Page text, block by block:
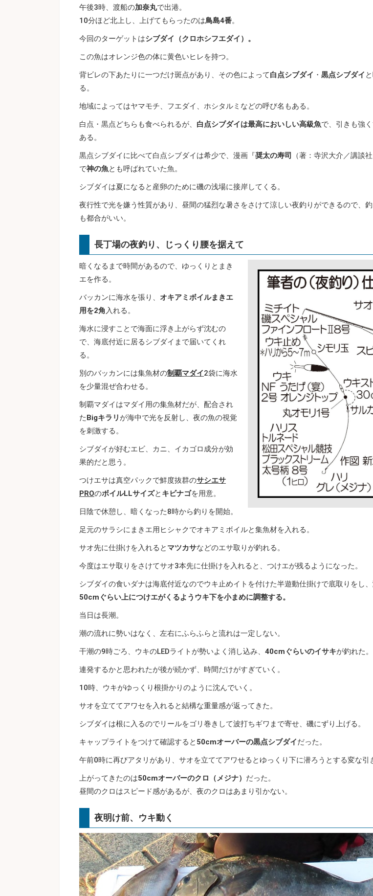
午後3時、渡船の加奈丸で出港。
10分ほど北上し、上げてもらったのは鳥島4番。
今回のターゲットはシブダイ（クロホシフエダイ）。
この魚はオレンジ色の体に黄色いヒレを持つ。
背ビレの下あたりに一つだけ斑点があり、その色によって白点シブダイ ・ 黒点シブダイ
る。
地域によってはヤマモチ、フエダイ、ホシタルミなどの呼び名もある。
白点・黒点どちらも食べられるが、 白点シブダイは最高においしい高級魚で、引きも強
ある。
黒点シブダイに比べて白点シブダイは希少で、漫画『奨太の寿司
（著：寺沢大介／講談
で神の魚とも呼ばれていた魚。
シブダイは夏になると産卵のために磯の浅場に接岸してくる。
夜行性で光を嫌う性質があり、昼間の猛烈な暑さをさけて涼しい夜釣りができるので、
も都合がいい。
長丁場の夜釣り、じっくり腰を据えて
暗くなるまで時間があるので、ゆっくりとまき
エを作る。
バッカンに海水を張り、 オキアミボイルまきエ
用を2角 入れる。
海水に浸すことで海面に浮き上がらず沈むの
で、海底付近に居るシブダイまで届いてくれ
る。
別のバッカンには集魚材の制覇マダイ2袋に海水
を少量混ぜ合わせる。
制覇マダイはマダイ用の集魚材だが、配合され
たBigキラリ が海中で光を反射し、夜の魚の視覚
を刺激する。
シブダイが好むエビ、カニ、イカゴロ成分が効
果的だと思う。
つけエサは真空パックで鮮度抜群のサシエサ
PROのボイルLLサイズと キビナゴを用意。
日陰で休憩し、暗くなった8時から釣りを開始。
足元のサラシにまきエ用ヒシャクでオキアミボイルと集魚材を入れる。
サオ先に仕掛けを入れると マツカサなどのエサ取りが釣れる。
今度はエサ取りをさけてサオ3本先に仕掛けを入れると、つけエが残るようになった。
シブダイの食いダナは海底付近なのでウキ止めイトを付けた半遊動仕掛けで底取りをし、
50cmぐらい上につけエがくるようウキ下を小まめに調整する。
当日は長潮。
潮の流れに勢いはなく、左右にふらふらと流れは一定しない。
干潮の9時ごろ、ウキのLEDライトが勢いよく消し込み、 40cmぐらいのイサキが釣れた。
連発するかと思われたが後が続かず、時間だけがすぎていく。
10時、ウキがゆっくり根掛かりのように沈んでいく。
サオを立ててアワセを入れると結構な重量感が返ってきた。
シブダイは根に入るのでリールをゴリ巻きして波打ちギワまで寄せ、磯にずり上げる。
キャップライトをつけて確認すると 50cmオーバーの黒点シブダイだった。
午前0時に再びアタリがあり、サオを立ててアワせるとゆっくり下に潜ろうとする変な引
上がってきたのは50cmオーバーのクロ（メジナ） だった。
昼間のクロはスピード感があるが、夜のクロはあまり引かない。
夜明け前、ウキ動く